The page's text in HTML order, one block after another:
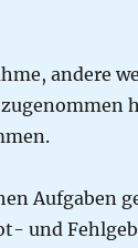
andere
Aufgaben
und